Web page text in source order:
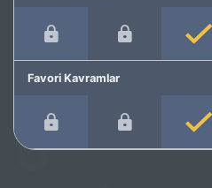
Favori Kavramlar